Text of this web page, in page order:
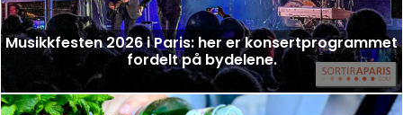
Musikkfesten 2026 i Paris: her er konsertprogrammet
fordelt på bydelene.